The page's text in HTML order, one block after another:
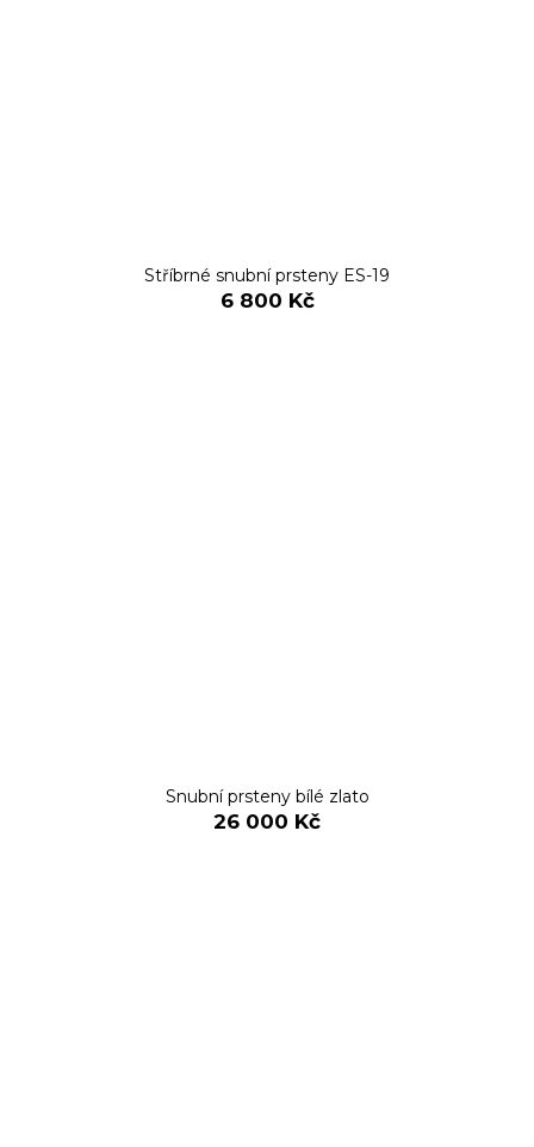
Stříbrné snubní prsteny ES-19
6 800 Kč
Snubní prsteny bílé zlato
26 000 Kč